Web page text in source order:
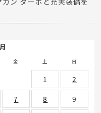
金 土 日
1
2
7 8
9